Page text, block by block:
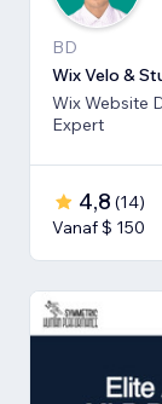
BD
Wix Velo &
Wix Website
Expert
4,8 (14)
Vanaf $ 150